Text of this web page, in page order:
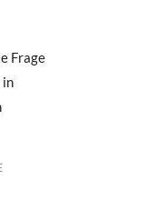
Frage
in